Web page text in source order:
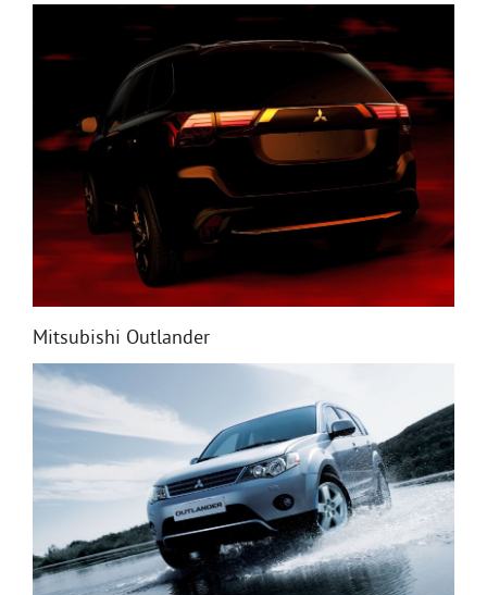
Mitsubishi Outlander